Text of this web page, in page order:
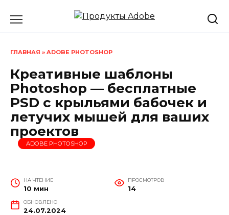
ГЛАВНАЯ » ADOBE PHOTOSHOP
Креативные шаблоны
Photoshop — бесплатные
PSD с крыльями бабочек и
летучих мышей для ваших
проектов
ADOBE PHOTOSHOP
НА ЧТЕНИЕ
10 мин
ПРОСМОТРОВ
14
ОБНОВЛЕНО
24.07.2024